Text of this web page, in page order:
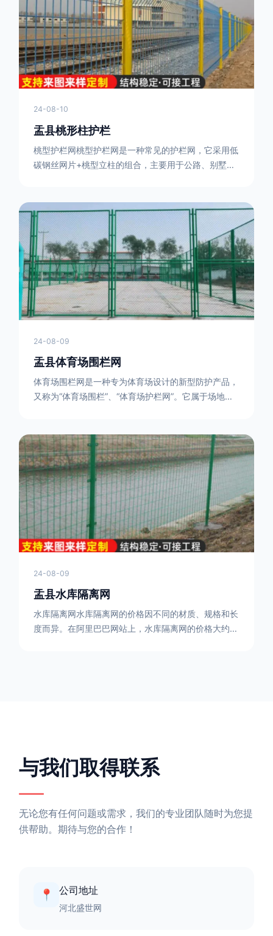
或车辆故障而导致的事故发生，减少交通事故的发生
率。隔离功能：市政道路护栏可以将道路与人行道、绿
化带等隔离开来，避
24-08-10
盂县桃形柱护栏
桃型护栏网桃型护栏网是一种常见的护栏网，它采用低
碳钢丝网片+桃型立柱的组合，主要用于公路、别墅小
型，安装方便。桃型护栏网的安装方法如下：先固定
17631598285根色谱柱，然后将网格钩在此色谱柱
上，然后将第二根色谱柱钩在网格上，然后将其拧紧，
然后类推，一套一套的安装即可。该安装牢固美观，不
会损坏油漆表面 。桃型护栏网使
24-08-09
盂县体育场围栏网
体育场围栏网是一种专为体育场设计的新型防护产品，
又称为“体育场围栏”、“体育场护栏网”。它属于场地围
整。体育场围栏网的材质有很多种，如钢丝绳网、聚酯
纤维网、玻璃纤维网等。不同材质的体育场围栏网具有
不同的特点和优缺点。例如，钢丝绳网具有强度高、耐
腐蚀、耐磨损等特点；聚酯纤维网则具有柔韧性好、透
气性好等特点。体育场围栏网是一种
24-08-09
盂县水库隔离网
水库隔离网水库隔离网的价格因不同的材质、规格和长
度而异。在阿里巴巴网站上，水库隔离网的价格大约在
与我们取得联系
无论您有任何问题或需求，我们的专业团队随时为您提
供帮助。期待与您的合作！
📍 公司地址
河北盛世网